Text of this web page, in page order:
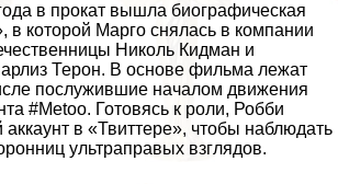
в прокат вышла биографическая
в которой Марго снялась в компании
Николь Кидман и
Терон. В основе фильма лежат
послужившие началом движения
#Metoo. Готовясь к роли, Робби
аккаунт в «Твиттере», чтобы наблюдать
ультраправых взглядов.